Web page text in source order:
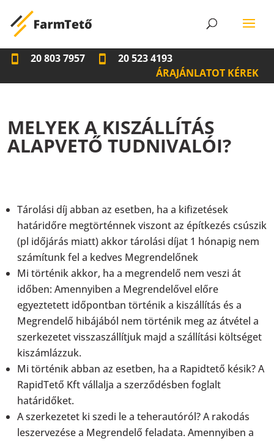
20 803 7957
20 523 4193
ÁRAJÁNLATOT KÉREK
MELYEK A KISZÁLLÍTÁS
ALAPVETŐ TUDNIVALÓI?
Tárolási díj abban az esetben, ha a kifizetések
határidőre megtörténnek viszont az építkezés csúszik
(pl időjárás miatt) akkor tárolási díjat 1 hónapig nem
számítunk fel a kedves Megrendelőnek
Mi történik akkor, ha a megrendelő nem veszi át
időben: Amennyiben a Megrendelővel előre
egyeztetett időpontban történik a kiszállítás és a
Megrendelő hibájából nem történik meg az átvétel a
szerkezetet visszaszállítjuk majd a szállítási költséget
kiszámlázzuk.
Mi történik abban az esetben, ha a Rapidtető késik? A
RapidTető Kft vállalja a szerződésben foglalt
határidőket.
A szerkezetet ki szedi le a teherautóról? A rakodás
leszervezése a Megrendelő feladata. Amennyiben a